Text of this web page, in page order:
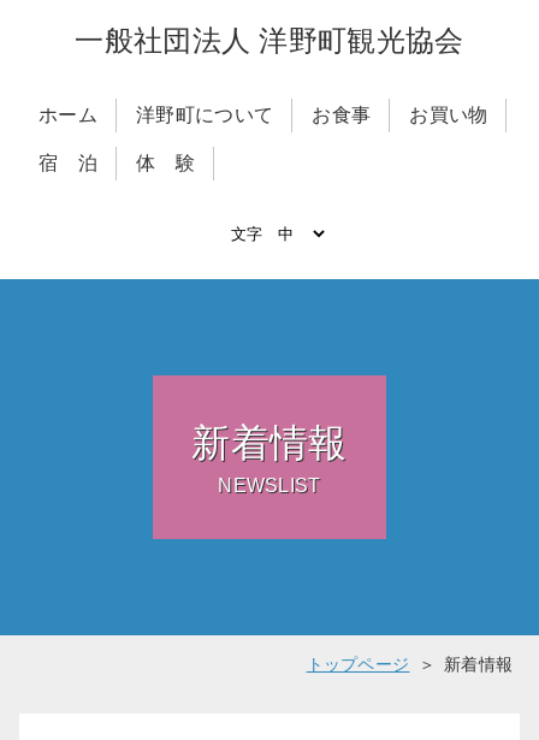
一般社団法人 洋野町観光協会
ホーム 洋野町について お食事 お買い物
宿 泊 体 験
新着情報
NEWSLIST
トップページ 新着情報